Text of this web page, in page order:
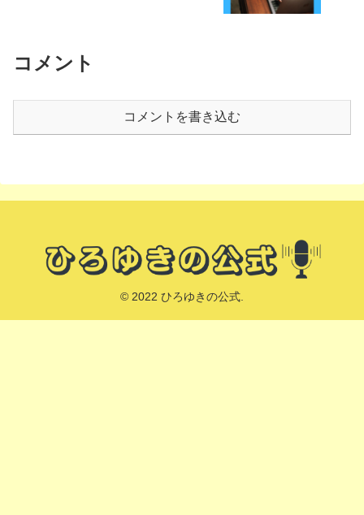
コメント
コメントを書き込む
© 2022 ひろゆきの公式.